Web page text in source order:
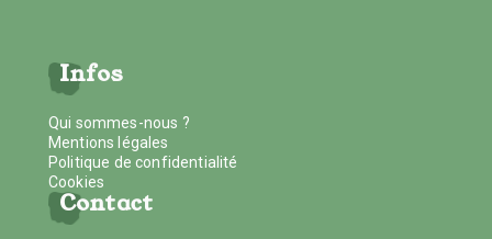
Infos
Qui sommes-nous ?
Mentions légales
Politique de confidentialité
Cookies
Contact